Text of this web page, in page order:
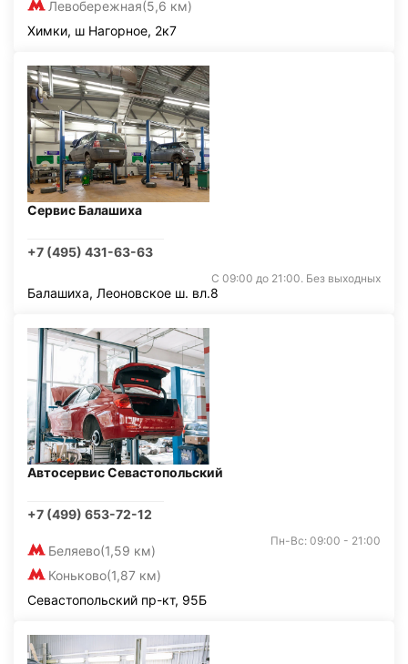
Левобережная(5,6 км)
Химки, ш Нагорное, 2к7
Сервис Балашиха
+7 (495) 431-63-63
С 09:00 до 21:00. Без выходных
Балашиха, Леоновское ш. вл.8
Автосервис Севастопольский
+7 (499) 653-72-12
Беляево(1,59 км)
Коньково(1,87 км)
Пн-Вс: 09:00 - 21:00
Севастопольский пр-кт, 95Б